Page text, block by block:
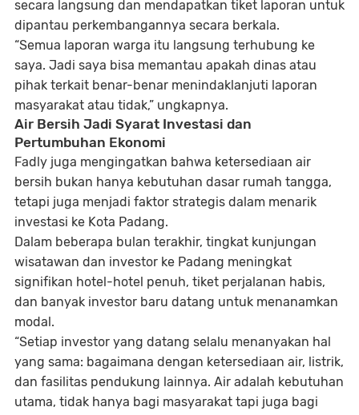
secara langsung dan mendapatkan tiket laporan untuk
dipantau perkembangannya secara berkala.
“Semua laporan warga itu langsung terhubung ke
saya. Jadi saya bisa memantau apakah dinas atau
pihak terkait benar-benar menindaklanjuti laporan
masyarakat atau tidak,” ungkapnya.
Air Bersih Jadi Syarat Investasi dan
Pertumbuhan Ekonomi
Fadly juga mengingatkan bahwa ketersediaan air
bersih bukan hanya kebutuhan dasar rumah tangga,
tetapi juga menjadi faktor strategis dalam menarik
investasi ke Kota Padang.
Dalam beberapa bulan terakhir, tingkat kunjungan
wisatawan dan investor ke Padang meningkat
signifikan hotel-hotel penuh, tiket perjalanan habis,
dan banyak investor baru datang untuk menanamkan
modal.
“Setiap investor yang datang selalu menanyakan hal
yang sama: bagaimana dengan ketersediaan air, listrik,
dan fasilitas pendukung lainnya. Air adalah kebutuhan
utama, tidak hanya bagi masyarakat tapi juga bagi